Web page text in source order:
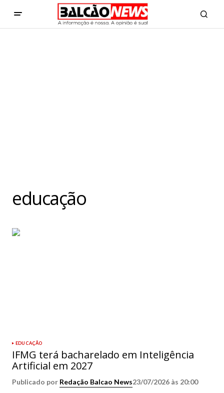
educação
EDUCAÇÃO
IFMG terá bacharelado em Inteligência
Artificial em 2027
Publicado por Redação Balcao News23/07/2026 às 20:00